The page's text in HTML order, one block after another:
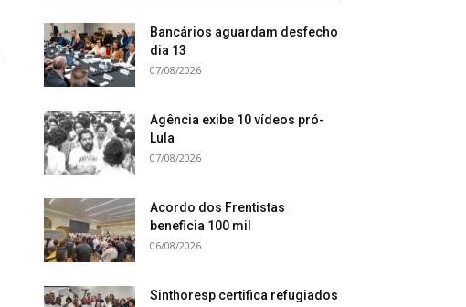
Bancários aguardam desfecho
dia 13
07/08/2026
Agência exibe 10 vídeos pró-
Lula
07/08/2026
Acordo dos Frentistas
beneficia 100 mil
06/08/2026
Sinthoresp certifica refugiados